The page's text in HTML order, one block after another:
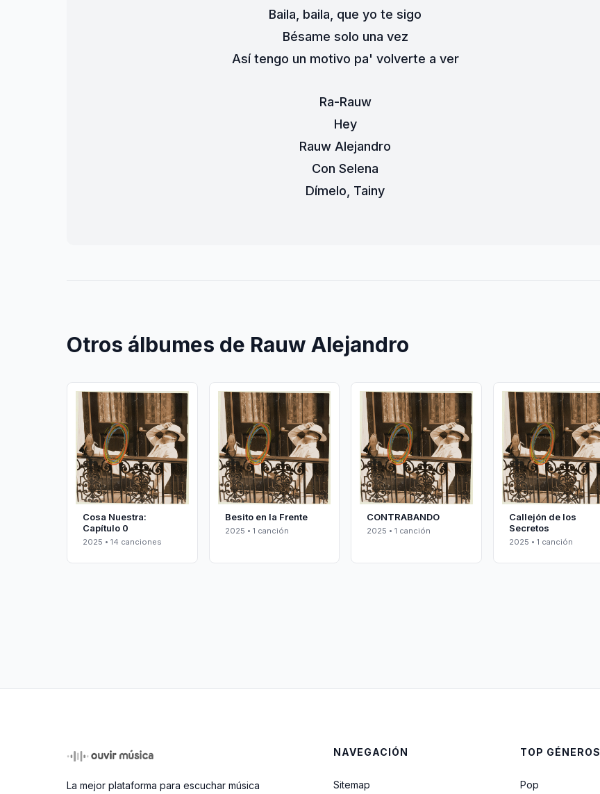
Baila, baila, que yo te sigo
Bésame solo una vez
Así tengo un motivo pa' volverte a ver
Ra-Rauw
Hey
Rauw Alejandro
Con Selena
Dímelo, Tainy
Otros álbumes de Rauw Alejandro
Cosa Nuestra:
Capítulo 0
2025 • 14 canciones
Besito en la Frente
2025 • 1 canción
CONTRABANDO
2025 • 1 canción
Callejón de los
Secretos
2025 • 1 canción
La mejor plataforma para escuchar música
NAVEGACIÓN
Sitemap
TOP GÉNEROS
Pop